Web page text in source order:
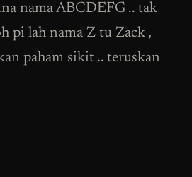
nama ABCDEFG .. tak
pi lah nama Z tu Zack ,
paham sikit .. teruskan